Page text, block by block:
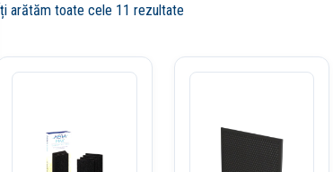
arătăm toate cele 11 rezultate